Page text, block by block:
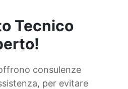
Tecnico
consulenze
per evitare